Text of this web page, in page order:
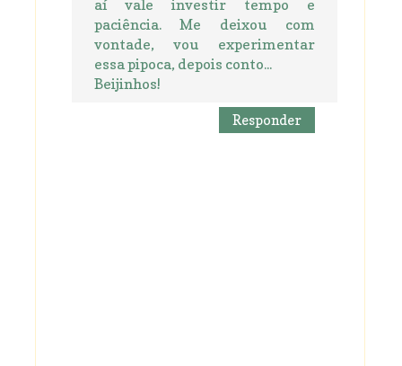
aí vale investir tempo e
paciência. Me deixou com
vontade, vou experimentar
essa pipoca, depois conto...
Beijinhos!
Responder